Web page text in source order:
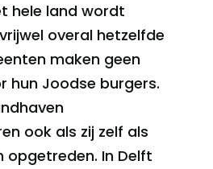
hele land wordt
overal hetzelfde
maken geen
hun Joodse burgers.
ook als zij zelf als
opgetreden. In Delft